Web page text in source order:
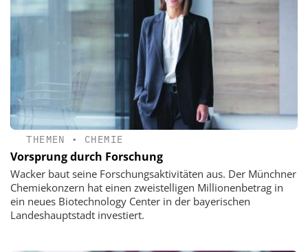
THEMEN • CHEMIE
Vorsprung durch Forschung
Wacker baut seine Forschungsaktivitäten aus. Der Münchner
Chemiekonzern hat einen zweistelligen Millionenbetrag in
ein neues Biotechnology Center in der bayerischen
Landeshauptstadt investiert.